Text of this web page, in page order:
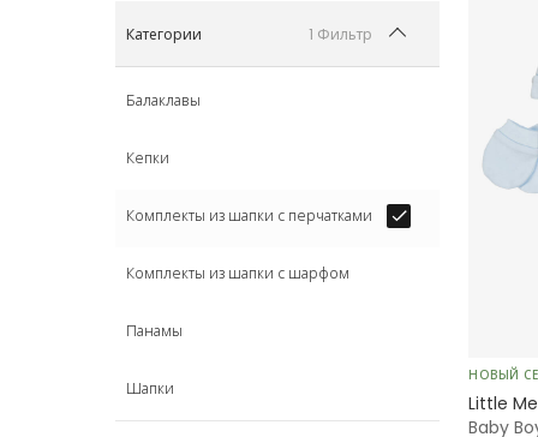
Категории 1 Фильтр
Балаклавы
Кепки
Комплекты из шапки с перчатками
Комплекты из шапки с шарфом
Панамы
Шапки
НОВЫЙ
Little Me
Baby